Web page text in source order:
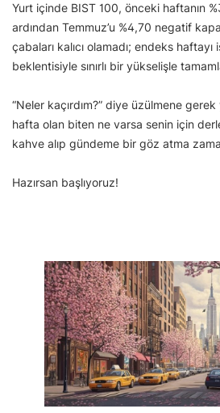
Yurt içinde BIST 100, önceki haftanın
ardından Temmuz’u %4,70 negatif
çabaları kalıcı olamadı; endeks
beklentisiyle sınırlı bir yükselişle
“Neler kaçırdım?” diye üzülmene
hafta olan biten ne varsa senin için
kahve alıp gündeme bir göz atma
Hazırsan başlıyoruz!